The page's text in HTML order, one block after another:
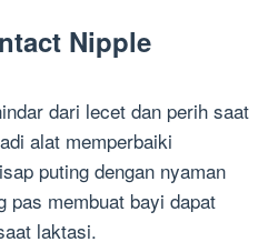
Nipple
dari lecet dan perih saat
alat memperbaiki
puting dengan nyaman
pas membuat bayi dapat
laktasi.